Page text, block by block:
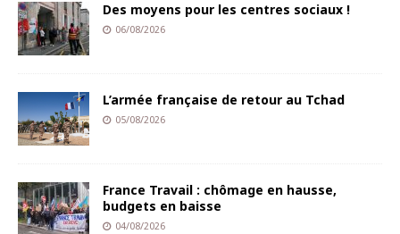
Des moyens pour les centres sociaux !
06/08/2026
L’armée française de retour au Tchad
05/08/2026
France Travail : chômage en hausse,
budgets en baisse
04/08/2026